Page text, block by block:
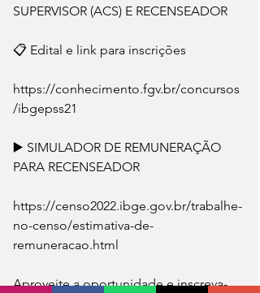
SUPERVISOR (ACS) E RECENSEADOR
📋 Edital e link para inscrições
https://conhecimento.fgv.br/concursos
/ibgepss21
▶️ SIMULADOR DE REMUNERAÇÃO
PARA RECENSEADOR
https://censo2022.ibge.gov.br/trabalhe-
no-censo/estimativa-de-
remuneracao.html
Aproveite a oportunidade e inscreva-